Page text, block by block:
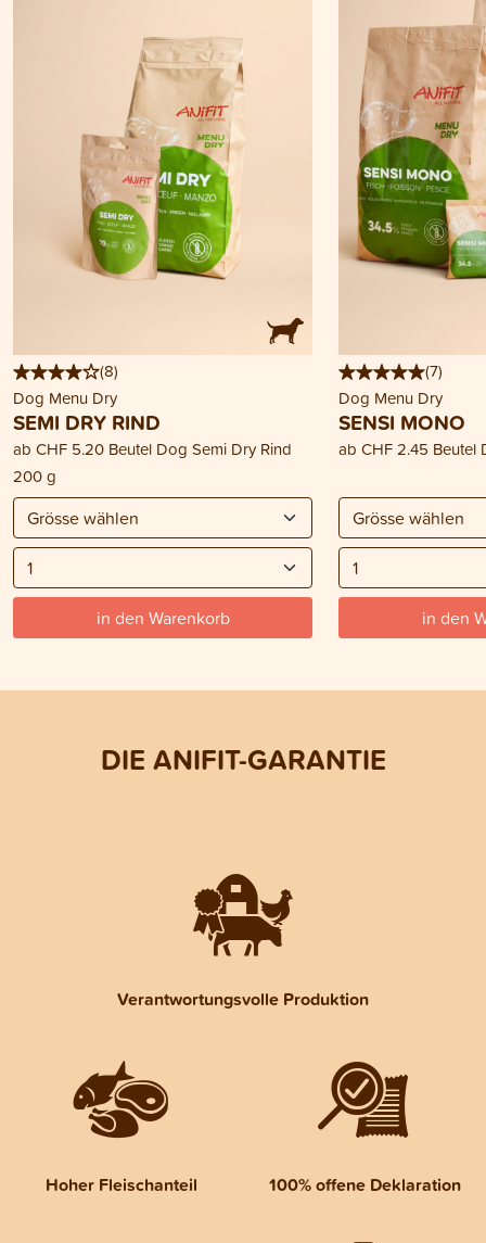
(8)
Dog Menu Dry
SEMI DRY RIND
ab CHF 5.20 Beutel Dog Semi Dry Rind
200 g
in den Warenkorb
(7)
Dog Menu Dry
SENSI MONO
ab CHF 2.45 Beutel
in den
DIE ANIFIT-GARANTIE
Verantwortungsvolle Produktion
Hoher Fleischanteil 100% offene Deklaration